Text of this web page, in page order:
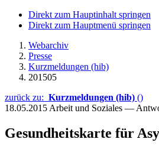
Direkt zum Hauptinhalt springen
Direkt zum Hauptmenü springen
Webarchiv
Presse
Kurzmeldungen (hib)
201505
zurück zu: Kurzmeldungen (hib) ()
18.05.2015 Arbeit und Soziales —
Gesundheitskarte für